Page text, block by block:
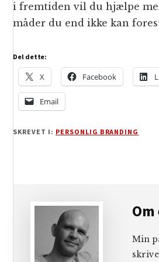
i fremtiden vil du hjælpe
måder du end ikke kan
Del dette:
X Facebook
Email
SKREVET I: PERSONLIG BRANDING
Om
Min